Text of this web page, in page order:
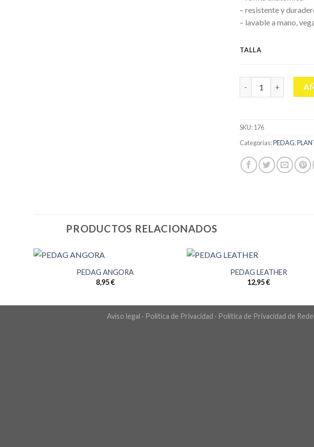
– resistente y
– lavable a mano,
TALLA
PEDAG SOFT HEEL
SKU:176
Categorías:PEDAG,
PRODUCTOS RELACIONADOS
PEDAG ANGORA
8,95€
PEDAG LEATHER
12,95€
Aviso legal · Política de Privacidad · Política de Privacidad de